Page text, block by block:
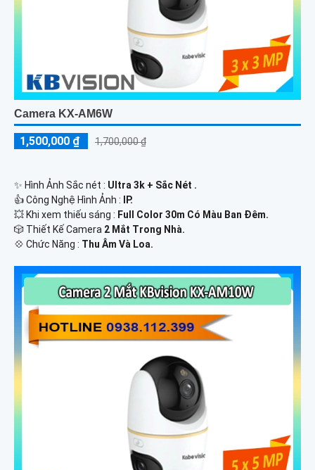
Camera KX-AM6W
1,500,000 ₫ 1,700,000 ₫
✨ Hình Ảnh Sắc nét : Ultra 3k + Sắc Nét .
👍 Công Nghệ Hình Ảnh : IP.
💥 Khi xem thiếu sáng : Full Color 30m Có Màu Ban Ðêm.
🎲 Thiết Kế Camera 2 Mắt Trong Nhà.
️💠 Chức Năng : Thu Âm Và Loa.